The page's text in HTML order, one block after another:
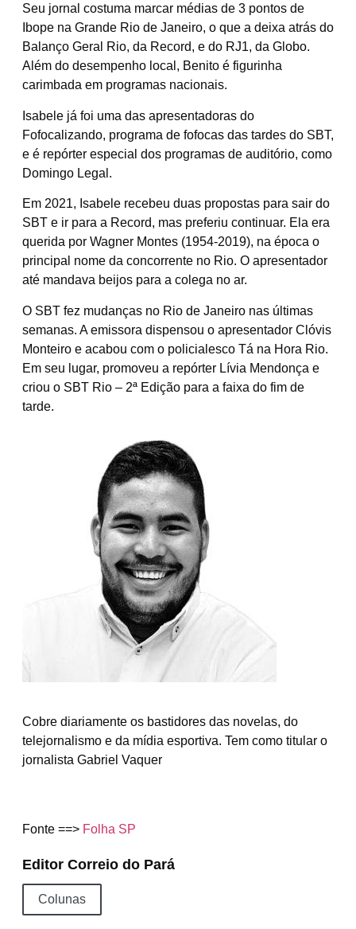
Seu jornal costuma marcar médias de 3 pontos de
Ibope na Grande Rio de Janeiro, o que a deixa atrás do
Balanço Geral Rio, da Record, e do RJ1, da Globo.
Além do desempenho local, Benito é figurinha
carimbada em programas nacionais.
Isabele já foi uma das apresentadoras do
Fofocalizando, programa de fofocas das tardes do SBT,
e é repórter especial dos programas de auditório, como
Domingo Legal.
Em 2021, Isabele recebeu duas propostas para sair do
SBT e ir para a Record, mas preferiu continuar. Ela era
querida por Wagner Montes (1954-2019), na época o
principal nome da concorrente no Rio. O apresentador
até mandava beijos para a colega no ar.
O SBT fez mudanças no Rio de Janeiro nas últimas
semanas. A emissora dispensou o apresentador Clóvis
Monteiro e acabou com o policialesco Tá na Hora Rio.
Em seu lugar, promoveu a repórter Lívia Mendonça e
criou o SBT Rio – 2ª Edição para a faixa do fim de
tarde.
Cobre diariamente os bastidores das novelas, do
telejornalismo e da mídia esportiva. Tem como titular o
jornalista Gabriel Vaquer
Fonte ==> Folha SP
Editor Correio do Pará
Colunas